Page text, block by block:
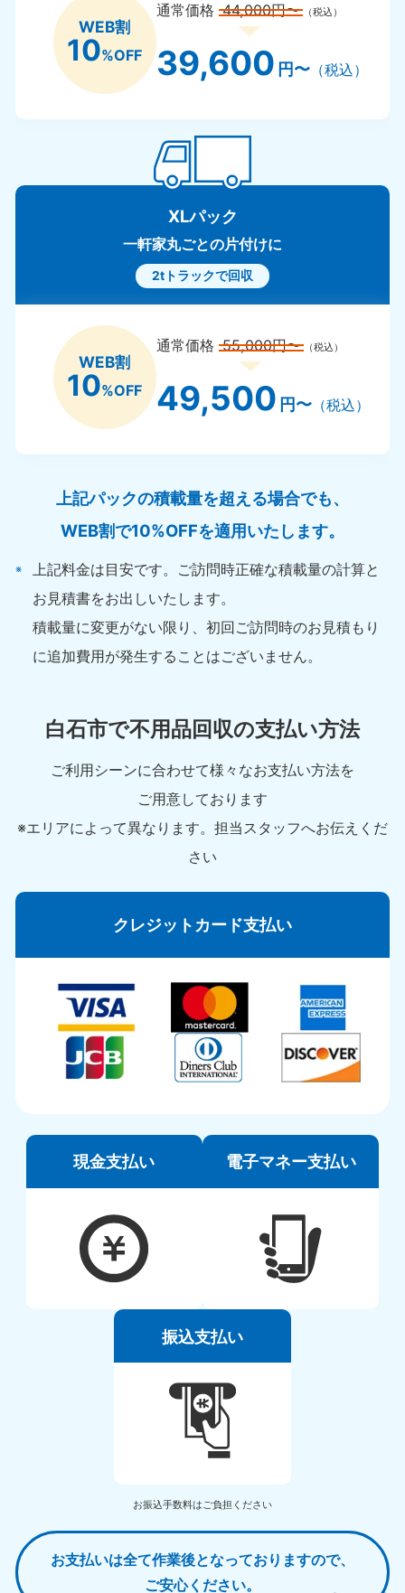
WEB割
10%OFF
通常価格44,000円〜 （税込）
39,600 円〜（税込）
XLパック
一軒家丸ごとの片付けに
2tトラックで回収
WEB割
10%OFF
通常価格55,000円〜 （税込）
49,500 円〜（税込）
上記パックの積載量を超える場合でも、
WEB割で10%OFFを適用いたします。
上記料金は目安です。ご訪問時正確な積載量の計算と
お見積書をお出しいたします。
積載量に変更がない限り、初回ご訪問時のお見積もり
に追加費用が発生することはございません。
白石市で不用品回収の支払い方法
ご利用シーンに合わせて様々なお支払い方法を
ご用意しております
※エリアによって異なります。担当スタッフへお伝えくだ
さい
クレジットカード支払い
現金支払い 電子マネー支払い
振込支払い
お振込手数料はご負担ください
お支払いは全て作業後となっておりますので、
ご安心ください。